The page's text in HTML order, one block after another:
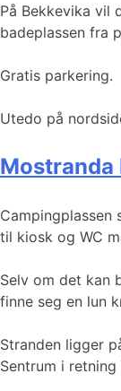
På Bekkevika vil
badeplassen fra
Gratis parkering.
Utedo på
Mostranda
Campingplassen
til kiosk og WC
Selv om det kan
finne seg en lun
Stranden ligger
Sentrum i retning